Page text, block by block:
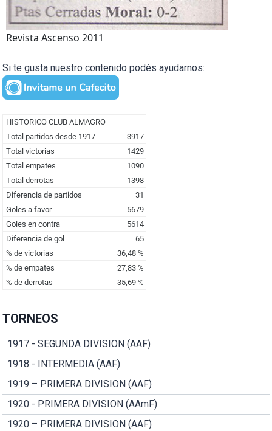
Revista Ascenso 2011
Si te gusta nuestro contenido podés ayudarnos:
TORNEOS
1917 - SEGUNDA DIVISION (AAF)
1918 - INTERMEDIA (AAF)
1919 – PRIMERA DIVISION (AAF)
1920 - PRIMERA DIVISION (AAmF)
1920 – PRIMERA DIVISION (AAF)